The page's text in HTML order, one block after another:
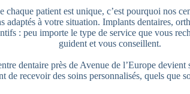
chaque patient est unique, c’est pourquoi nos
adaptés à votre situation. Implants dentaires,
: peu importe le type de service que vous
guident et vous conseillent.
dentaire près de Avenue de l’Europe devient
de recevoir des soins personnalisés, quels que